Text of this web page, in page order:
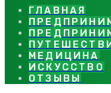
ГЛАВНАЯ
МЕДИЦИНА
ИСКУССТВО
ОТЗЫВЫ